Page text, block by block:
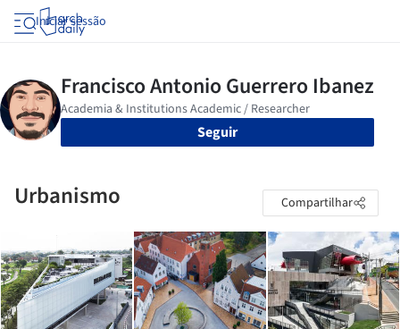
Iniciar sessão
Seguir
Urbanismo Compartilhar